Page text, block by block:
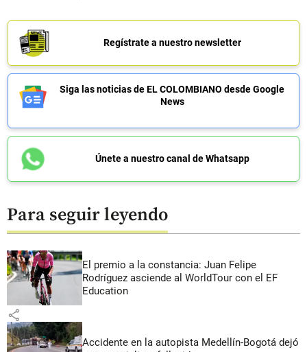
Regístrate a nuestro newsletter
Siga las noticias de EL COLOMBIANO desde Google
News
Únete a nuestro canal de Whatsapp
Para seguir leyendo
El premio a la constancia: Juan Felipe
Rodríguez asciende al WorldTour con el EF
Education
share
Accidente en la autopista Medellín-Bogotá dejó